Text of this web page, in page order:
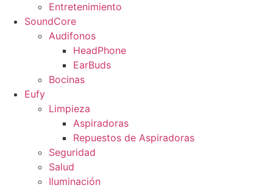
Entretenimiento
SoundCore
Audifonos
HeadPhone
EarBuds
Bocinas
Eufy
Limpieza
Aspiradoras
Repuestos de Aspiradoras
Seguridad
Salud
Iluminación